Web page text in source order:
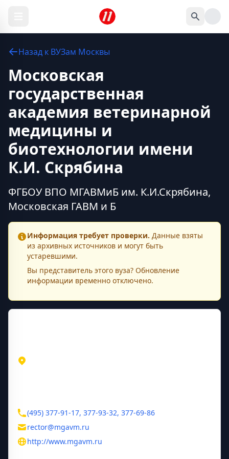
Назад к ВУЗам Москвы
Московская
государственная
академия ветеринарной
медицины и
биотехнологии имени
К.И. Скрябина
ФГБОУ ВПО МГАВМиБ им. К.И.Скрябина,
Московская ГАВМ и Б
Информация требует проверки. Данные взяты
из архивных источников и могут быть
устаревшими.
Вы представитель этого вуза? Обновление
информации временно отключено.
(495) 377-91-17, 377-93-32, 377-69-86
rector@mgavm.ru
http://www.mgavm.ru